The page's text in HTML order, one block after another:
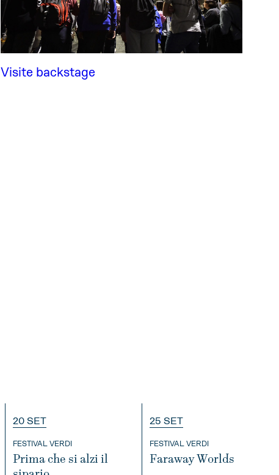
Visite backstage
20 SET
FESTIVAL VERDI
Prima che si alzi il
25 SET
FESTIVAL VERDI
Faraway Worlds